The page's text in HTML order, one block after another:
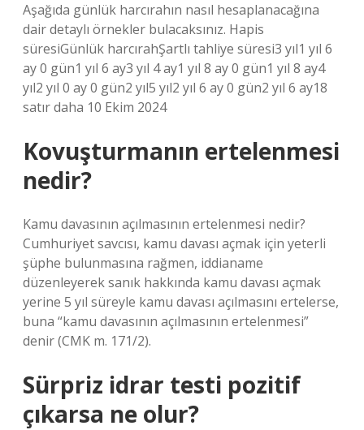
Aşağıda günlük harcırahın nasıl hesaplanacağına
dair detaylı örnekler bulacaksınız. Hapis
süresiGünlük harcırahŞartlı tahliye süresi3 yıl1 yıl 6
ay 0 gün1 yıl 6 ay3 yıl 4 ay1 yıl 8 ay 0 gün1 yıl 8 ay4
yıl2 yıl 0 ay 0 gün2 yıl5 yıl2 yıl 6 ay 0 gün2 yıl 6 ay18
satır daha 10 Ekim 2024
Kovuşturmanın ertelenmesi
nedir?
Kamu davasının açılmasının ertelenmesi nedir?
Cumhuriyet savcısı, kamu davası açmak için yeterli
şüphe bulunmasına rağmen, iddianame
düzenleyerek sanık hakkında kamu davası açmak
yerine 5 yıl süreyle kamu davası açılmasını ertelerse,
buna “kamu davasının açılmasının ertelenmesi”
denir (CMK m. 171/2).
Sürpriz idrar testi pozitif
çıkarsa ne olur?